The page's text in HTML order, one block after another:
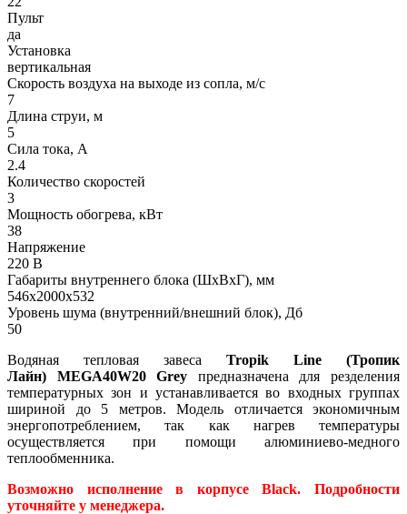
Пульт
да
Установка
вертикальная
Скорость воздуха на выходе из сопла, м/с
7
Длина струи, м
5
Сила тока, A
2.4
Количество скоростей
3
Мощность обогрева, кВт
38
Напряжение
220 В
Габариты внутреннего блока (ШхВхГ), мм
546х2000х532
Уровень шума (внутренний/внешний блок), Дб
50
Водяная тепловая завеса Tropik Line (Тропик
Лайн) MEGA40W20 Grey предназначена для резделения
температурных зон и устанавливается во входных группах
шириной до 5 метров. Модель отличается экономичным
энергопотреблением, так как нагрев температуры
осуществляется при помощи алюминиево-медного
теплообменника.
Возможно исполнение в корпусе Black. Подробности
уточняйте у менеджера.